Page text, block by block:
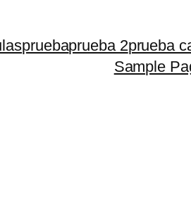
pruebaprueba 2prueba
Sample